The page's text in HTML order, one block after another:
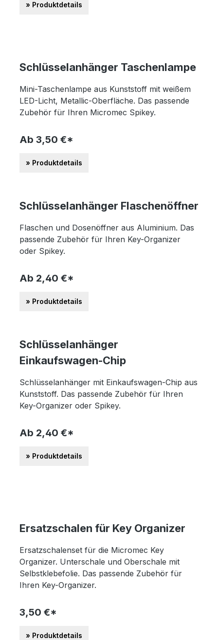
» Produktdetails
Schlüsselanhänger Taschenlampe
Mini-Taschenlampe aus Kunststoff mit weißem
LED-Licht, Metallic-Oberfläche. Das passende
Zubehör für Ihren Micromec Spikey.
Ab 3,50 €*
» Produktdetails
Schlüsselanhänger Flaschenöffner
Flaschen und Dosenöffner aus Aluminium. Das
passende Zubehör für Ihren Key-Organizer
oder Spikey.
Ab 2,40 €*
» Produktdetails
Schlüsselanhänger
Einkaufswagen-Chip
Schlüsselanhänger mit Einkaufswagen-Chip aus
Kunststoff. Das passende Zubehör für Ihren
Key-Organizer oder Spikey.
Ab 2,40 €*
» Produktdetails
Ersatzschalen für Key Organizer
Ersatzschalenset für die Micromec Key
Organizer. Unterschale und Oberschale mit
Selbstklebefolie. Das passende Zubehör für
Ihren Key-Organizer.
3,50 €*
» Produktdetails